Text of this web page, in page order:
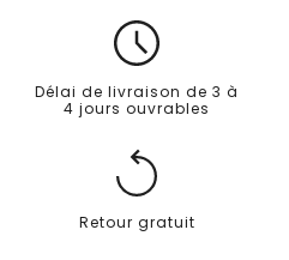
Délai de livraison de 3 à
4 jours ouvrables
Retour gratuit